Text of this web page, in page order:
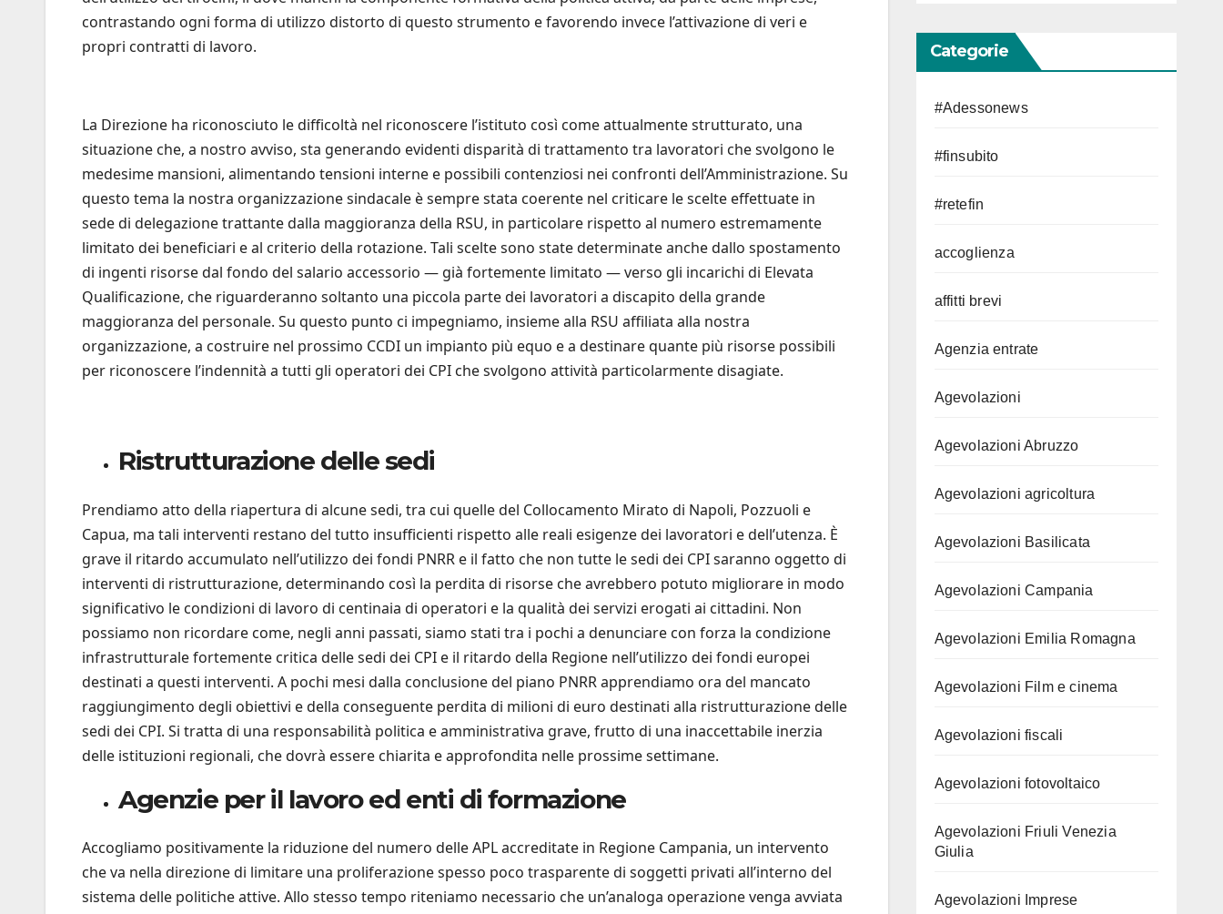
contrastando ogni forma di utilizzo distorto di questo strumento e favorendo invece l’attivazione di veri e
propri contratti di lavoro.
La Direzione ha riconosciuto le difficoltà nel riconoscere l’istituto così come attualmente strutturato, una
situazione che, a nostro avviso, sta generando evidenti disparità di trattamento tra lavoratori che svolgono le
medesime mansioni, alimentando tensioni interne e possibili contenziosi nei confronti dell’Amministrazione. Su
questo tema la nostra organizzazione sindacale è sempre stata coerente nel criticare le scelte effettuate in
sede di delegazione trattante dalla maggioranza della RSU, in particolare rispetto al numero estremamente
limitato dei beneficiari e al criterio della rotazione. Tali scelte sono state determinate anche dallo spostamento
di ingenti risorse dal fondo del salario accessorio — già fortemente limitato — verso gli incarichi di Elevata
Qualificazione, che riguarderanno soltanto una piccola parte dei lavoratori a discapito della grande
maggioranza del personale. Su questo punto ci impegniamo, insieme alla RSU affiliata alla nostra
organizzazione, a costruire nel prossimo CCDI un impianto più equo e a destinare quante più risorse possibili
per riconoscere l’indennità a tutti gli operatori dei CPI che svolgono attività particolarmente disagiate.
Ristrutturazione delle sedi
Prendiamo atto della riapertura di alcune sedi, tra cui quelle del Collocamento Mirato di Napoli, Pozzuoli e
Capua, ma tali interventi restano del tutto insufficienti rispetto alle reali esigenze dei lavoratori e dell’utenza. È
grave il ritardo accumulato nell’utilizzo dei fondi PNRR e il fatto che non tutte le sedi dei CPI saranno oggetto di
interventi di ristrutturazione, determinando così la perdita di risorse che avrebbero potuto migliorare in modo
significativo le condizioni di lavoro di centinaia di operatori e la qualità dei servizi erogati ai cittadini. Non
possiamo non ricordare come, negli anni passati, siamo stati tra i pochi a denunciare con forza la condizione
infrastrutturale fortemente critica delle sedi dei CPI e il ritardo della Regione nell’utilizzo dei fondi europei
destinati a questi interventi. A pochi mesi dalla conclusione del piano PNRR apprendiamo ora del mancato
raggiungimento degli obiettivi e della conseguente perdita di milioni di euro destinati alla ristrutturazione delle
sedi dei CPI. Si tratta di una responsabilità politica e amministrativa grave, frutto di una inaccettabile inerzia
delle istituzioni regionali, che dovrà essere chiarita e approfondita nelle prossime settimane.
Agenzie per il lavoro ed enti di formazione
Accogliamo positivamente la riduzione del numero delle APL accreditate in Regione Campania, un intervento
che va nella direzione di limitare una proliferazione spesso poco trasparente di soggetti privati all’interno del
sistema delle politiche attive. Allo stesso tempo riteniamo necessario che un’analoga operazione venga avviata
Categorie
#Adessonews
#finsubito
#retefin
accoglienza
affitti brevi
Agenzia entrate
Agevolazioni
Agevolazioni Abruzzo
Agevolazioni agricoltura
Agevolazioni Basilicata
Agevolazioni Campania
Agevolazioni Emilia Romagna
Agevolazioni Film e cinema
Agevolazioni fiscali
Agevolazioni fotovoltaico
Agevolazioni Friuli Venezia
Giulia
Agevolazioni Imprese